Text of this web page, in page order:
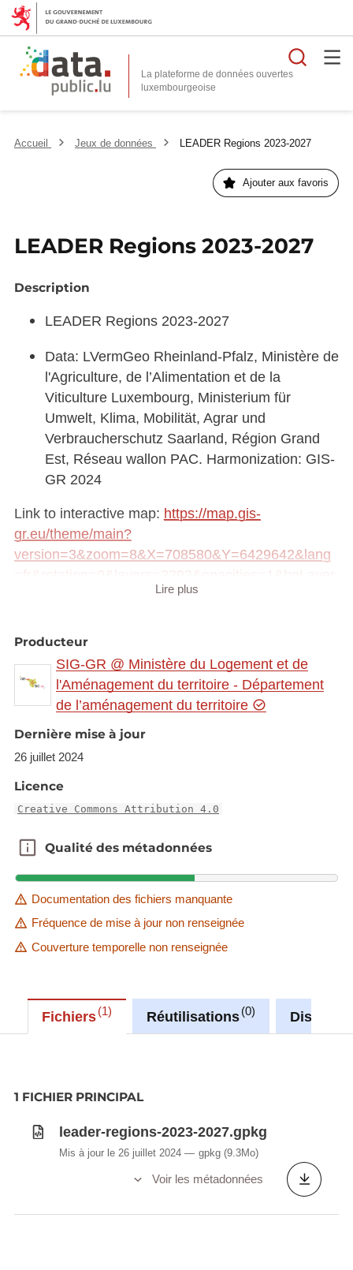
La plateforme de données ouvertes
Accueil Jeux de données LEADER Regions 2023-2027
Ajouter aux favoris
LEADER Regions 2023-2027
Description
LEADER Regions 2023-2027
Data: LVermGeo Rheinland-Pfalz, Ministère de
l'Agriculture, de l’Alimentation et de la
Viticulture Luxembourg, Ministerium für
Umwelt, Klima, Mobilität, Agrar und
Verbraucherschutz Saarland, Région Grand
Est, Réseau wallon PAC. Harmonization: GIS-
GR 2024
Link to interactive map: https://map.gis-
gr.eu/theme/main?
version=3&zoom=8&X=708580&Y=6429642&lang
=basemap_2015_global
gr.eu/geonetwork/srv/eng/catalog.search#/metadat
a/d7dc29fe-9972-4e38-9dab-58439733d7cd
WMS link:
https://ws.geoportail.lu/wss/service/GR_Agriculture
with layer name(s):
-GAL_LEADER_GR_2023_2027
-LAG_LEADER_SL_2023_2027_non_rural
Lire plus
Producteur
SIG-GR @ Ministère du Logement et de
l'Aménagement du territoire - Département
de l’aménagement du territoire
Dernière mise à jour
26 juillet 2024
Licence
Creative Commons Attribution 4.0
Qualité des métadonnées
Qualité des métadonnées
Documentation des fichiers manquante
Fréquence de mise à jour non renseignée
Couverture temporelle non renseignée
Fichiers 1 Réutilisations 0
1 FICHIER PRINCIPAL
leader-regions-2023-2027.gpkg
Mis à jour le 26 juillet 2024 gpkg (9.3Mo)
Voir les métadonnées